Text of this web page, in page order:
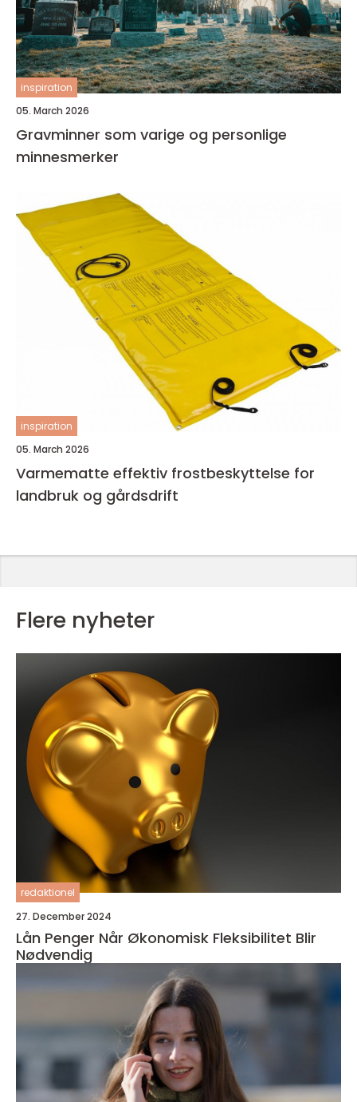
inspiration
05. March 2026
Gravminner som varige og personlige
minnesmerker
inspiration
05. March 2026
Varmematte effektiv frostbeskyttelse for
landbruk og gårdsdrift
Flere nyheter
redaktionel
27. December 2024
Lån Penger Når Økonomisk Fleksibilitet Blir
Nødvendig